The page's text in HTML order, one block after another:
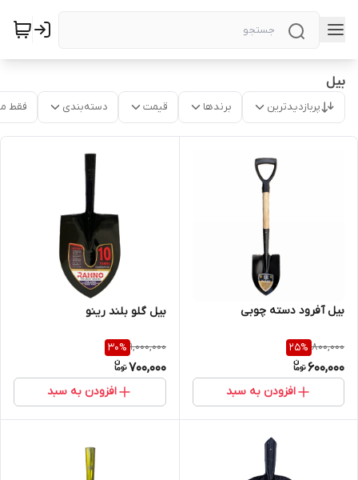
بیل
پربازدیدترین برندها قیمت دسته‌بندی فقط
بیل آفرود دسته چوبی
800,000
25%
600,000
افزودن به سبد
بیل گلو بلند رینو
1,000,000
30%
700,000
افزودن به سبد